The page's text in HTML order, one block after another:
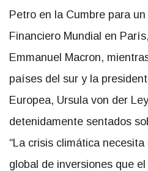
Petro en la Cumbre para
Financiero Mundial en
Emmanuel Macron,
países del sur y la
Europea, Ursula von der
detenidamente sentados
“La crisis climática
global de inversiones que